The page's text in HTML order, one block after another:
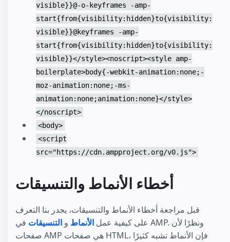
visible}}@-o-keyframes -amp-
start{from{visibility:hidden}to{visibility:
visible}}@keyframes -amp-
start{from{visibility:hidden}to{visibility:
visible}}</style><noscript><style amp-
boilerplate>body{-webkit-animation:none;-
moz-animation:none;-ms-
animation:none;animation:none}</style>
</noscript>
<body>
<script
src="https://cdn.ampproject.org/v0.js">
أخطاء الأنماط والتنسيقات
قبل مراجعة أخطاء الأنماط والتنسيقات، يجدر بنا التعرف
على كيفية عمل الأنماط و التنسيقات في AMP. ونظرًا لأن
صفحات AMP هي صفحات HTML، فإن الأنماط تشبه كثيرًا